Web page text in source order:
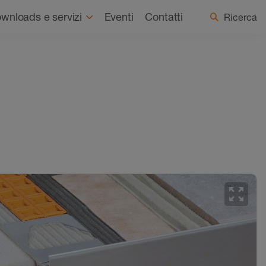
Chi siamo Notizie Seleziona Paese / Lingua
e servizi Eventi Contatti Ricerca
zoom_out_map